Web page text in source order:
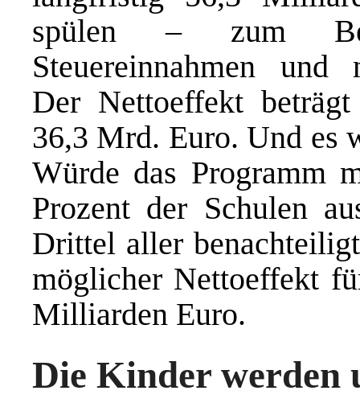
spülen – zum
Steuereinnahmen und
Der Nettoeffekt
36,3 Mrd. Euro. Und es
Würde das Programm
Prozent der Schulen
Drittel aller
möglicher Nettoeffekt
Milliarden Euro.
Die Kinder werden